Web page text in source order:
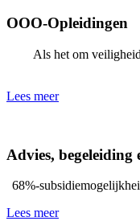
OOO-Opleidingen
Als het om
Lees meer
Advies, begeleiding
68%-
Lees meer